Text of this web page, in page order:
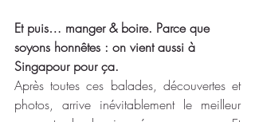
Et puis… manger & boire. Parce que
soyons honnêtes : on vient aussi à
Singapour pour ça.
Après toutes ces balades, découvertes et
photos, arrive inévitablement le meilleur